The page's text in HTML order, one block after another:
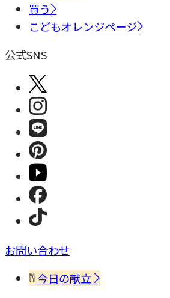
買う
こどもオレンジページ
公式SNS
お問い合わせ
今日の献立